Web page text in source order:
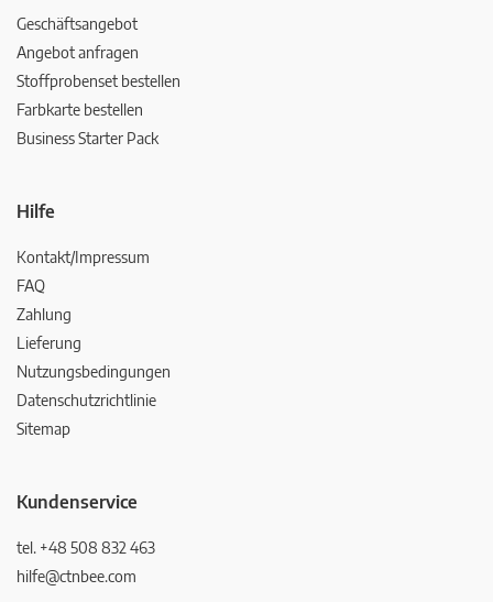
Geschäftsangebot
Angebot anfragen
Stoffprobenset bestellen
Farbkarte bestellen
Business Starter Pack
Hilfe
Kontakt/Impressum
FAQ
Zahlung
Lieferung
Nutzungsbedingungen
Datenschutzrichtlinie
Sitemap
Kundenservice
tel. +48 508 832 463
hilfe@ctnbee.com